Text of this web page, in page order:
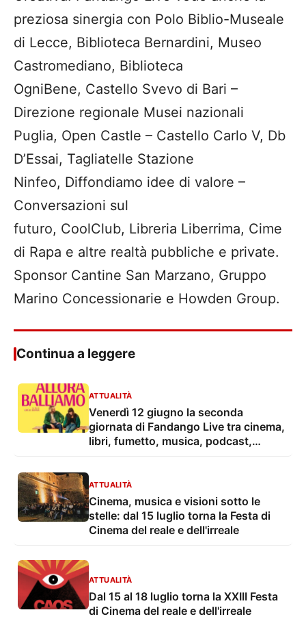
preziosa sinergia con Polo Biblio-Museale
di Lecce, Biblioteca Bernardini, Museo
Castromediano, Biblioteca
OgniBene, Castello Svevo di Bari –
Direzione regionale Musei nazionali
Puglia, Open Castle – Castello Carlo V, Db
D’Essai, Tagliatelle Stazione
Ninfeo, Diffondiamo idee di valore –
Conversazioni sul
futuro, CoolClub, Libreria Liberrima, Cime
di Rapa e altre realtà pubbliche e private.
Sponsor Cantine San Marzano, Gruppo
Marino Concessionarie e Howden Group.
Continua a leggere
ATTUALITÀ
Venerdì 12 giugno la seconda
giornata di Fandango Live tra cinema,
libri, fumetto, musica, podcast,
ATTUALITÀ
Cinema, musica e visioni sotto le
stelle: dal 15 luglio torna la Festa di
Cinema del reale e dell'irreale
ATTUALITÀ
Dal 15 al 18 luglio torna la XXIII Festa
di Cinema del reale e dell'irreale